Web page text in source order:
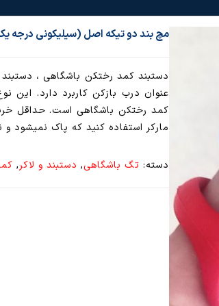
مچ بند دو تیکه اصل (سیلیکونی درجه
دستبند کمد رختکن باشگاهی ،
عنوان درب بازکن کاربرد دارد. این
مارکر استفاده کنید که پاک نمیشود و
دسته: تگ باشگاهی, دستبند و لاکر,